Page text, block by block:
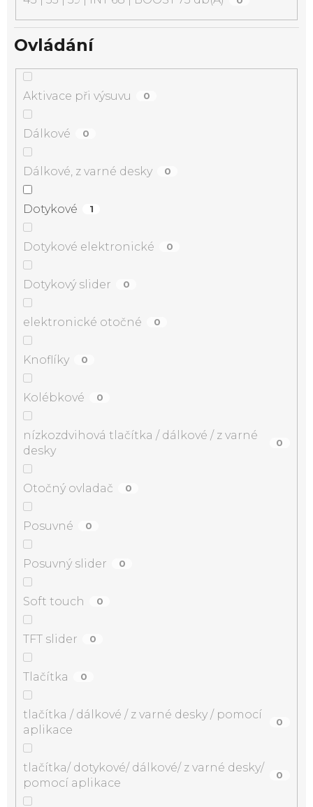
Ovládání
Aktivace při výsuvu 0
Dálkové 0
Dálkové, z varné desky 0
Dotykové 1
Dotykové elektronické 0
Dotykový slider 0
elektronické otočné 0
Knoflíky 0
Kolébkové 0
nízkozdvihová tlačítka / dálkové / z varné
desky
0
Otočný ovladač 0
Posuvné 0
Posuvný slider 0
Soft touch 0
TFT slider 0
Tlačítka 0
tlačítka / dálkové / z varné desky / pomocí
aplikace
0
tlačítka/ dotykové/ dálkové/ z varné desky/
pomocí aplikace
0